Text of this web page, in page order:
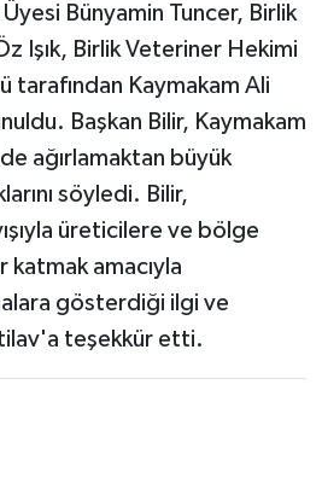
Bünyamin Tuncer, Birlik
Işık, Birlik Veteriner Hekimi
tarafından Kaymakam Ali
Başkan Bilir, Kaymakam
ağırlamaktan büyük
söyledi. Bilir,
üreticilere ve bölge
katmak amacıyla
gösterdiği ilgi ve
teşekkür etti.